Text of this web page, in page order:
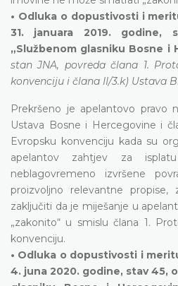
• Odluka o dopustivosti i
31. januara 2019. godine,
„Službenom glasniku Bosne i
stan JNA, povreda člana 1.
konvenciju i člana II/3.k) Ustava
Prekršeno je apelantovo pravo
Ustava Bosne i Hercegovine i
Evropsku konvenciju kada su
apelantov zahtjev za
neblagovremeno izvršene
proizvoljno relevantne
zaključiti da je miješanje u
„zakonito“ u smislu člana 1.
konvenciju.
• Odluka o dopustivosti i
4. juna 2020. godine, stav 45,